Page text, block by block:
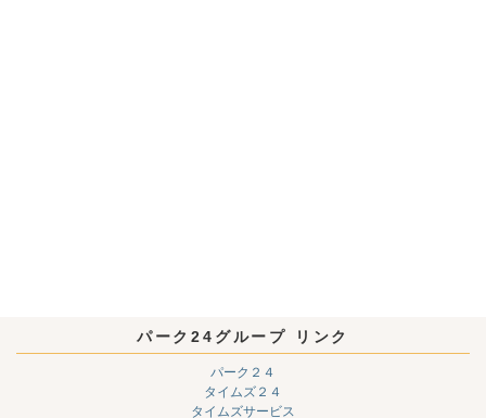
パーク24グループ リンク
パーク２４
タイムズ２４
タイムズサービス